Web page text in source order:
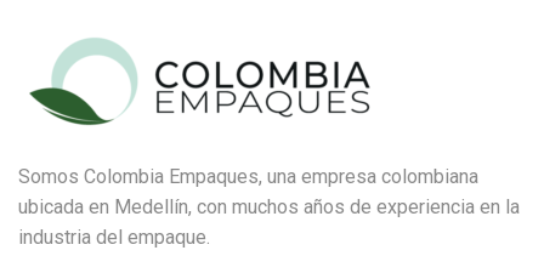
Somos Colombia Empaques, una empresa colombiana
ubicada en Medellín, con muchos años de experiencia en la
industria del empaque.